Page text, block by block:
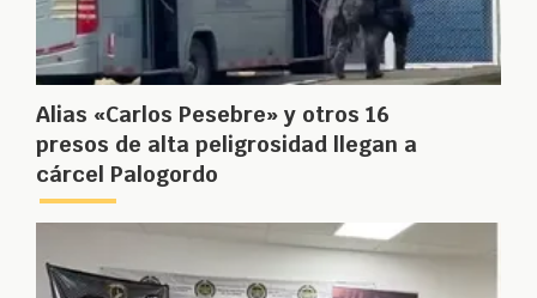
Alias «Carlos Pesebre» y otros 16
presos de alta peligrosidad llegan a
cárcel Palogordo